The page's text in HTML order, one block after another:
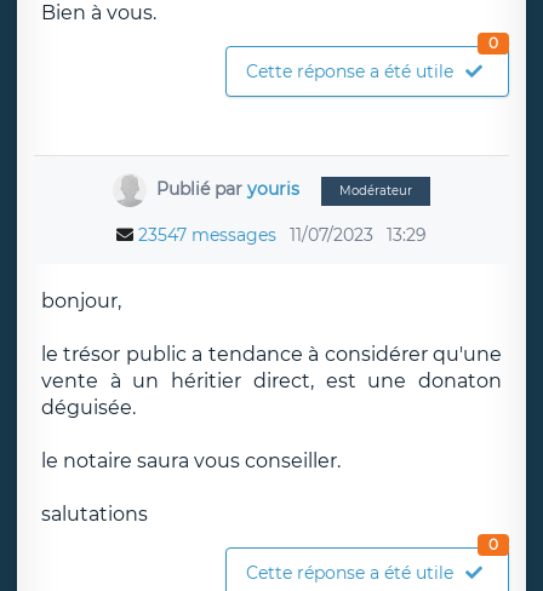
Bien à vous.
Cette réponse a été utile
0
Publié par youris Modérateur
23547 messages 11/07/2023 13:29
bonjour,
le trésor public a tendance à considérer qu'une
vente à un héritier direct, est une donaton
déguisée.
le notaire saura vous conseiller.
salutations
Cette réponse a été utile
0